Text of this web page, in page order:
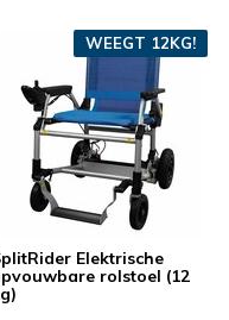
Elektrische
rolstoel (12
WEEGT 12KG!